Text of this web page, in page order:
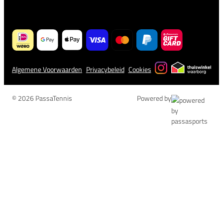
Algemene Voorwaarden Privacybeleid Cookies
© 2026 PassaTennis Powered by